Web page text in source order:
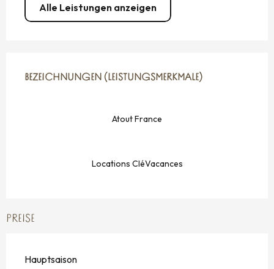
Alle Leistungen anzeigen
BEZEICHNUNGEN (LEISTUNGSMERKMALE)
BEZEICHNUNGEN (LEISTUNGSMERKMALE)
Atout France
Locations CléVacances
PREISE
Hauptsaison